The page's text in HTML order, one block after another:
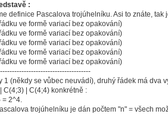
:
definice Pascalova trojúhelníku. Asi to znáte, tak
ve formě variací bez opakování)
ve formě variací bez opakování)
ve formě variací bez opakování)
ve formě variací bez opakování)
ve formě variací bez opakování)
(někdy se vůbec neuvádí), druhý řádek má dva
C(4;3) | C(4;4) konkrétně :
= 2^4.
trojúhelníku je dán počtem "n" = všech